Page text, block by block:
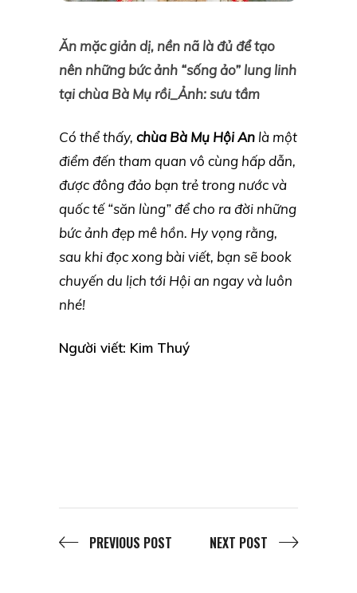
Ăn mặc giản dị, nền nã là đủ để tạo
nên những bức ảnh “sống ảo” lung linh
tại chùa Bà Mụ rồi_Ảnh: sưu tầm
Có thể thấy, chùa Bà Mụ Hội An là một
điểm đến tham quan vô cùng hấp dẫn,
được đông đảo bạn trẻ trong nước và
quốc tế “săn lùng” để cho ra đời những
bức ảnh đẹp mê hồn. Hy vọng rằng,
sau khi đọc xong bài viết, bạn sẽ book
chuyến du lịch tới Hội an ngay và luôn
nhé!
Người viết: Kim Thuý
PREVIOUS POST NEXT POST